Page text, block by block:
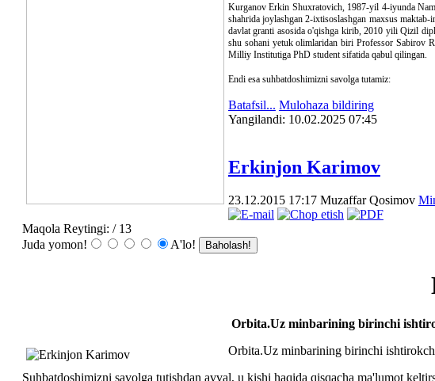
Kurganov Erkin Shuxratovich, 1987-yil 4-iyunda
shahrida joylashgan 2-ixtisoslashgan maxsus
davlat granti asosida o'qishga kirib, 2010 yili Qizil
shu sohani yetuk olimlaridan biri Professor Sabirov
Milliy Institutiga PhD student sifatida qabul qilingan.
Endi esa suhbatdoshimizni savolga tutamiz:
Batafsil... Mulohaza bildiring
Yangilаndi: 10.02.2025 07:45
Erkinjon Karimov
23.12.2015 17:17 Muzaffar Qosimov
Maqola Reytingi: / 13
Juda yomon!
A'lo!
Orbita.Uz minbarining birinchi
Orbita.Uz minbarining birinchi
Suhbatdoshimizni savolga tutishdan avval, u kishi haqida qisqacha ma'lumot